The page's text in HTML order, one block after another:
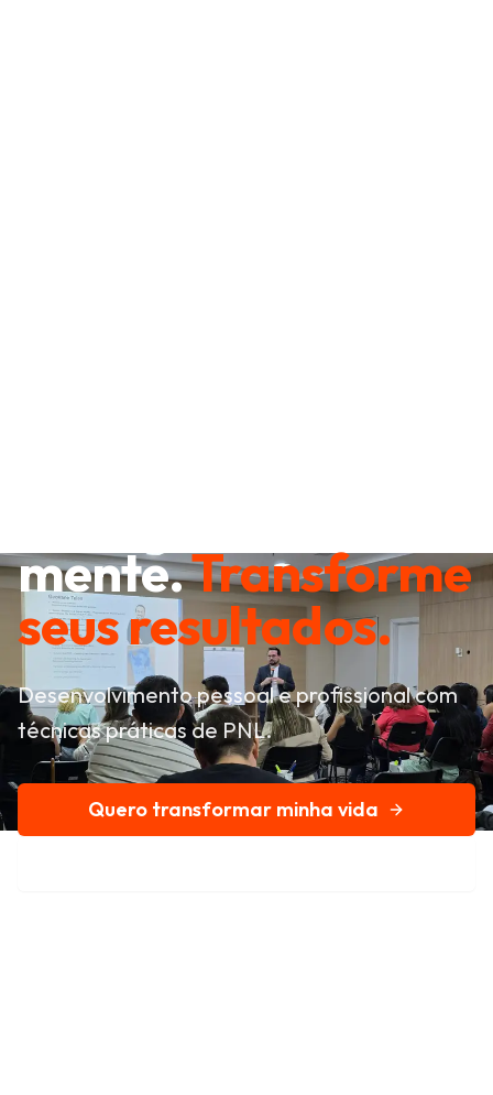
mente.Transforme
seus resultados.
Desenvolvimento pessoal e profissional com
técnicas práticas de PNL.
Quero transformar minha vida